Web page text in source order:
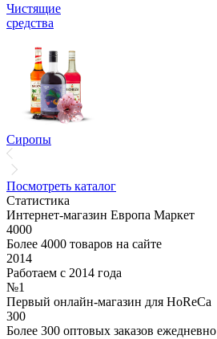
Чистящие
средства
Сиропы
Посмотреть каталог
Статистика
Интернет-магазин Европа Маркет
4000
Более 4000 товаров на сайте
2014
Работаем с 2014 года
№1
Первый онлайн-магазин для HoReCa
300
Более 300 оптовых заказов ежедневно